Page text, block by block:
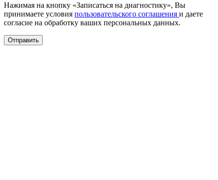
Нажимая на кнопку «Записаться на диагностику», Вы
принимаете условия пользовательского соглашения и даете
согласие на обработку ваших персональных данных.
Отправить